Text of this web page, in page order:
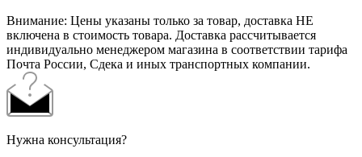
Внимание: Цены указаны только за товар, доставка НЕ
включена в стоимость товара. Доставка рассчитывается
индивидуально менеджером магазина в соответствии тарифа
Почта России, Сдека и иных транспортных компании.
Нужна консультация?